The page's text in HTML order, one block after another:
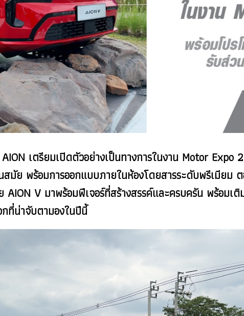
เตรียมเปิดตัวอย่างเป็นทางการในงาน Motor
มัย พร้อมการออกแบบภายในห้องโดยสารระดับพรีเมียม
V มาพร้อมฟีเจอร์ที่สร้างสรรค์และครบครัน พร้อมเ
ที่น่าจับตามองในปีนี้